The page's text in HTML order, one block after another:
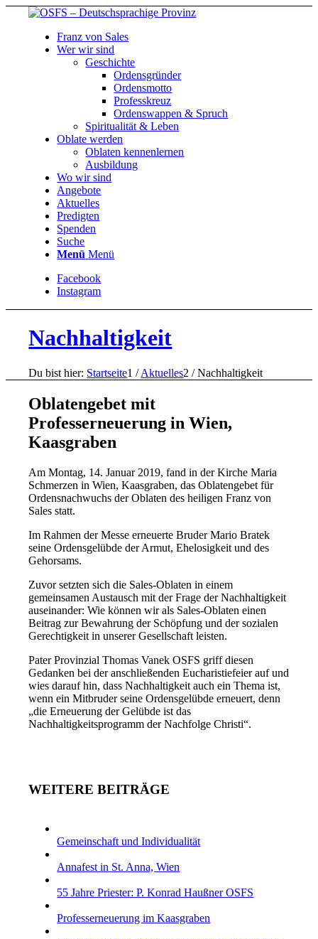
Franz von Sales
Wer wir sind
Geschichte
Ordensgründer
Ordensmotto
Professkreuz
Ordenswappen & Spruch
Spiritualität & Leben
Oblate werden
Oblaten kennenlernen
Ausbildung
Wo wir sind
Angebote
Aktuelles
Predigten
Spenden
Suche
Menü Menü
Facebook
Instagram
Nachhaltigkeit
Du bist hier: Startseite1 / Aktuelles2 / Nachhaltigkeit
Oblatengebet mit
Professerneuerung in Wien,
Kaasgraben
Am Montag, 14. Januar 2019, fand in der Kirche Maria
Schmerzen in Wien, Kaasgraben, das Oblatengebet für
Ordensnachwuchs der Oblaten des heiligen Franz von
Sales statt.
Im Rahmen der Messe erneuerte Bruder Mario Bratek
seine Ordensgelübde der Armut, Ehelosigkeit und des
Gehorsams.
Zuvor setzten sich die Sales-Oblaten in einem
gemeinsamen Austausch mit der Frage der Nachhaltigkeit
auseinander: Wie können wir als Sales-Oblaten einen
Beitrag zur Bewahrung der Schöpfung und der sozialen
Gerechtigkeit in unserer Gesellschaft leisten.
Pater Provinzial Thomas Vanek OSFS griff diesen
Gedanken bei der anschließenden Eucharistiefeier auf und
wies darauf hin, dass Nachhaltigkeit auch ein Thema ist,
wenn ein Mitbruder seine Ordensgelübde erneuert, denn
„die Erneuerung der Gelübde ist das
Nachhaltigkeitsprogramm der Nachfolge Christi“.
WEITERE BEITRÄGE
Gemeinschaft und Individualität
Annafest in St. Anna, Wien
55 Jahre Priester: P. Konrad Haußner OSFS
Professerneuerung im Kaasgraben